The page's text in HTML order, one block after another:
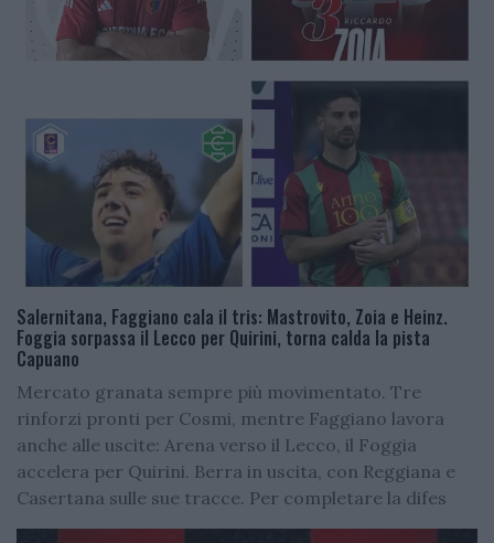
Salernitana, Faggiano cala il tris: Mastrovito, Zoia e Heinz.
Foggia sorpassa il Lecco per Quirini, torna calda la pista
Capuano
Mercato granata sempre più movimentato. Tre
rinforzi pronti per Cosmi, mentre Faggiano lavora
anche alle uscite: Arena verso il Lecco, il Foggia
accelera per Quirini. Berra in uscita, con Reggiana e
Casertana sulle sue tracce. Per completare la difes